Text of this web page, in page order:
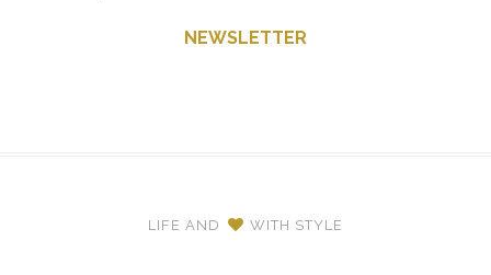
NEWSLETTER
LIFE AND WITH STYLE